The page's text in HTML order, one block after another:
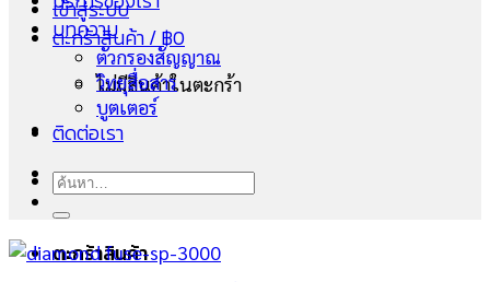
เข้าสู่ระบบ
ตะกร้าสินค้า /฿0
ไม่มีสินค้าในตะกร้า
ตะกร้าสินค้า
บทความ
ตัวกรองสัญญาณ
วิทยุสื่อสาร
บูตเตอร์
ติดต่อเรา
ค้นหา: